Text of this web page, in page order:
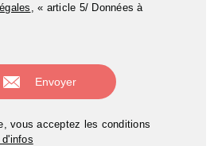
, « article 5/ Données à
vous acceptez les conditions
d'infos